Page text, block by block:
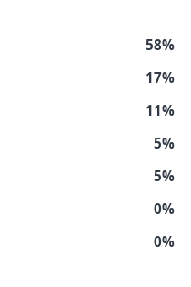
58%
17%
11%
5%
5%
0%
0%